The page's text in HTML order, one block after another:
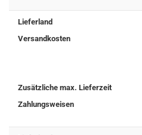
Lieferland
Versandkosten
Zusätzliche max. Lieferzeit
Zahlungsweisen